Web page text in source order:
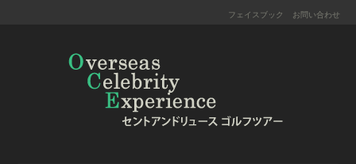
フェイスブック お問い合わせ